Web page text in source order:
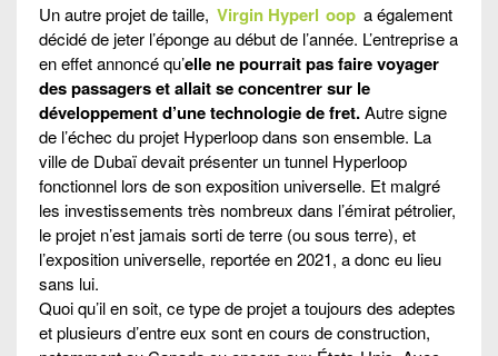
Un autre projet de taille, Virgin Hyperl oop a également
décidé de jeter l’éponge au début de l’année. L’entreprise a
en effet annoncé qu’elle ne pourrait pas faire voyager
des passagers et allait se concentrer sur le
développement d’une technologie de fret.Autre signe
de l’échec du projet Hyperloop dans son ensemble. La
ville de Dubaï devait présenter un tunnel Hyperloop
fonctionnel lors de son exposition universelle. Et malgré
les investissements très nombreux dans l’émirat pétrolier,
le projet n’est jamais sorti de terre (ou sous terre), et
l’exposition universelle, reportée en 2021, a donc eu lieu
sans lui.
Quoi qu’il en soit, ce type de projet a toujours des adeptes
et plusieurs d’entre eux sont en cours de construction,